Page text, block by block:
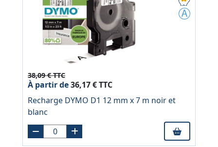
38,09 € TTC
À partir de36,17 € TTC
Recharge DYMO D1 12 mm x 7 m noir et
blanc